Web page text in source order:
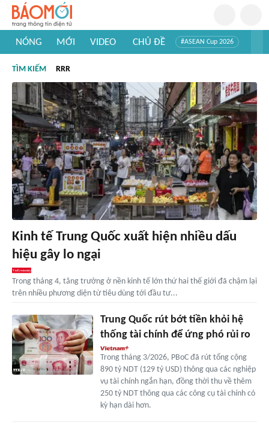
NÓNG MỚI VIDEO CHỦ ĐỀ #ASEAN Cup 2026
#Khám phá thế giới
TÌM KIẾM RRR
Kinh tế Trung Quốc xuất hiện nhiều dấu
hiệu gây lo ngại
Trong tháng 4, tăng trưởng ở nền kinh tế lớn thứ hai thế giới đã chậm lại
trên nhiều phương diện từ tiêu dùng tới đầu tư...
Trung Quốc rút bớt tiền khỏi hệ
thống tài chính để ứng phó rủi ro
Trong tháng 3/2026, PBoC đã rút tổng cộng
890 tỷ NDT (129 tỷ USD) thông qua các nghiệp
vụ tài chính ngắn hạn, đồng thời thu về thêm
250 tỷ NDT thông qua các công cụ tài chính có
kỳ hạn dài hơn.